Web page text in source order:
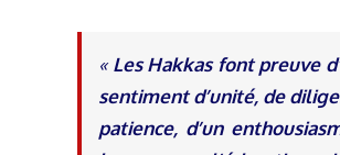
«Les Hakkas font preuve
sentiment d’unité, de
patience, d’un